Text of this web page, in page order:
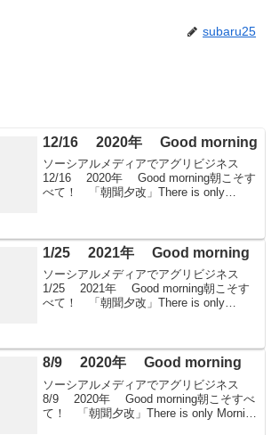
subaru25
12/16 2020年 Good morning
ソーシアルメディアでアグリビジネス
12/16 2020年 Good morning朝こそす
べて！ 「朝聞夕改」There is only
1/25 2021年 Good morning
ソーシアルメディアでアグリビジネス
1/25 2021年 Good morning朝こそす
べて！ 「朝聞夕改」There is only
8/9 2020年 Good morning
ソーシアルメディアでアグリビジネス
8/9 2020年 Good morning朝こそすべ
て！ 「朝聞夕改」There is only Morning